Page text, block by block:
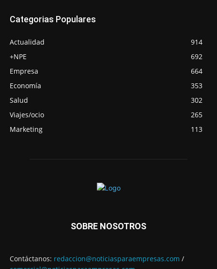
Categorias Populares
Actualidad
914
+NPE
692
Empresa
664
Economía
353
Salud
302
Viajes/ocio
265
Marketing
113
SOBRE NOSOTROS
Contáctanos: redaccion@noticiasparaempresas.com /